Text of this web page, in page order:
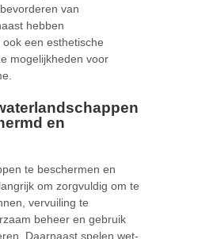
van
hebben
een esthetische
mogelijkheden voor
en
te beschermen en
om zorgvuldig om te
vervuiling te
beheer en gebruik
Daarnaast spelen wet-